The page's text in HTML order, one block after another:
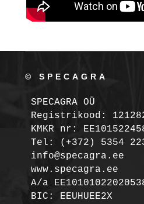
© SPECAGRA
SPECAGRA OÜ
Registrikood:
KMKR nr:
Tel: (+372) 5354
info@specagra.ee
A/a
BIC: EEUHUEE2X